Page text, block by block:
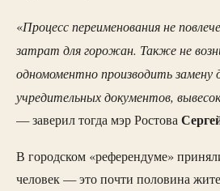
«Процесс переименования не
затрат для горожан. Также не
одномоментно производить замену
учредительных документов,
— заверил тогда мэр Ростова
В городском «референдуме»
человек — это почти половина